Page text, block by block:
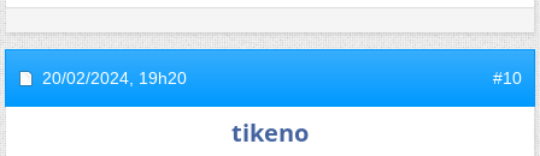
20/02/2024, 19h20 #10
tikeno